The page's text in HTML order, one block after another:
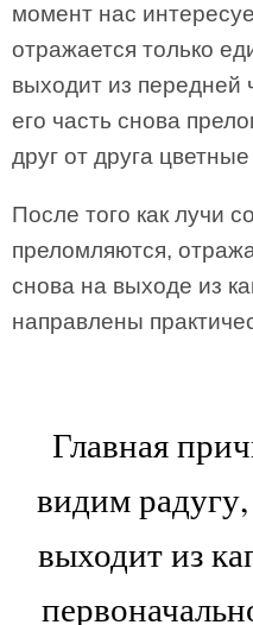
момент нас
отражается только
выходит из передней
его часть снова
друг от друга
После того как лучи
преломляются,
снова на выходе из
направлены
Главная
видим
выходит из